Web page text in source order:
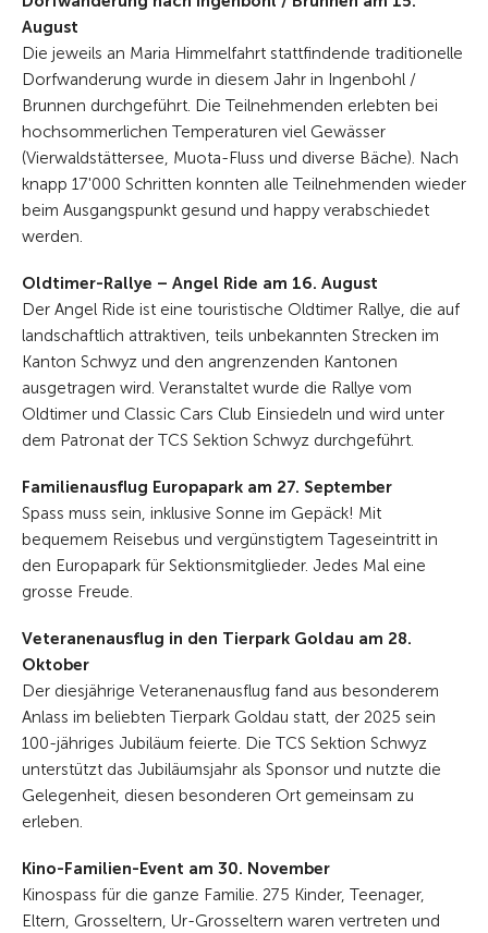
August
Die jeweils an Maria Himmelfahrt stattfindende traditionelle
Dorfwanderung wurde in diesem Jahr in Ingenbohl /
Brunnen durchgeführt. Die Teilnehmenden erlebten bei
hochsommerlichen Temperaturen viel Gewässer
(Vierwaldstättersee, Muota-Fluss und diverse Bäche). Nach
knapp 17'000 Schritten konnten alle Teilnehmenden wieder
beim Ausgangspunkt gesund und happy verabschiedet
werden.
Oldtimer-Rallye – Angel Ride am 16. August
Der Angel Ride ist eine touristische Oldtimer Rallye, die auf
landschaftlich attraktiven, teils unbekannten Strecken im
Kanton Schwyz und den angrenzenden Kantonen
ausgetragen wird. Veranstaltet wurde die Rallye vom
Oldtimer und Classic Cars Club Einsiedeln und wird unter
dem Patronat der TCS Sektion Schwyz durchgeführt.
Familienausflug Europapark am 27. September
Spass muss sein, inklusive Sonne im Gepäck! Mit
bequemem Reisebus und vergünstigtem Tageseintritt in
den Europapark für Sektionsmitglieder. Jedes Mal eine
grosse Freude.
Veteranenausflug in den Tierpark Goldau am 28.
Oktober
Der diesjährige Veteranenausflug fand aus besonderem
Anlass im beliebten Tierpark Goldau statt, der 2025 sein
100-jähriges Jubiläum feierte. Die TCS Sektion Schwyz
unterstützt das Jubiläumsjahr als Sponsor und nutzte die
Gelegenheit, diesen besonderen Ort gemeinsam zu
erleben.
Kino-Familien-Event am 30. November
Kinospass für die ganze Familie. 275 Kinder, Teenager,
Eltern, Grosseltern, Ur-Grosseltern waren vertreten und